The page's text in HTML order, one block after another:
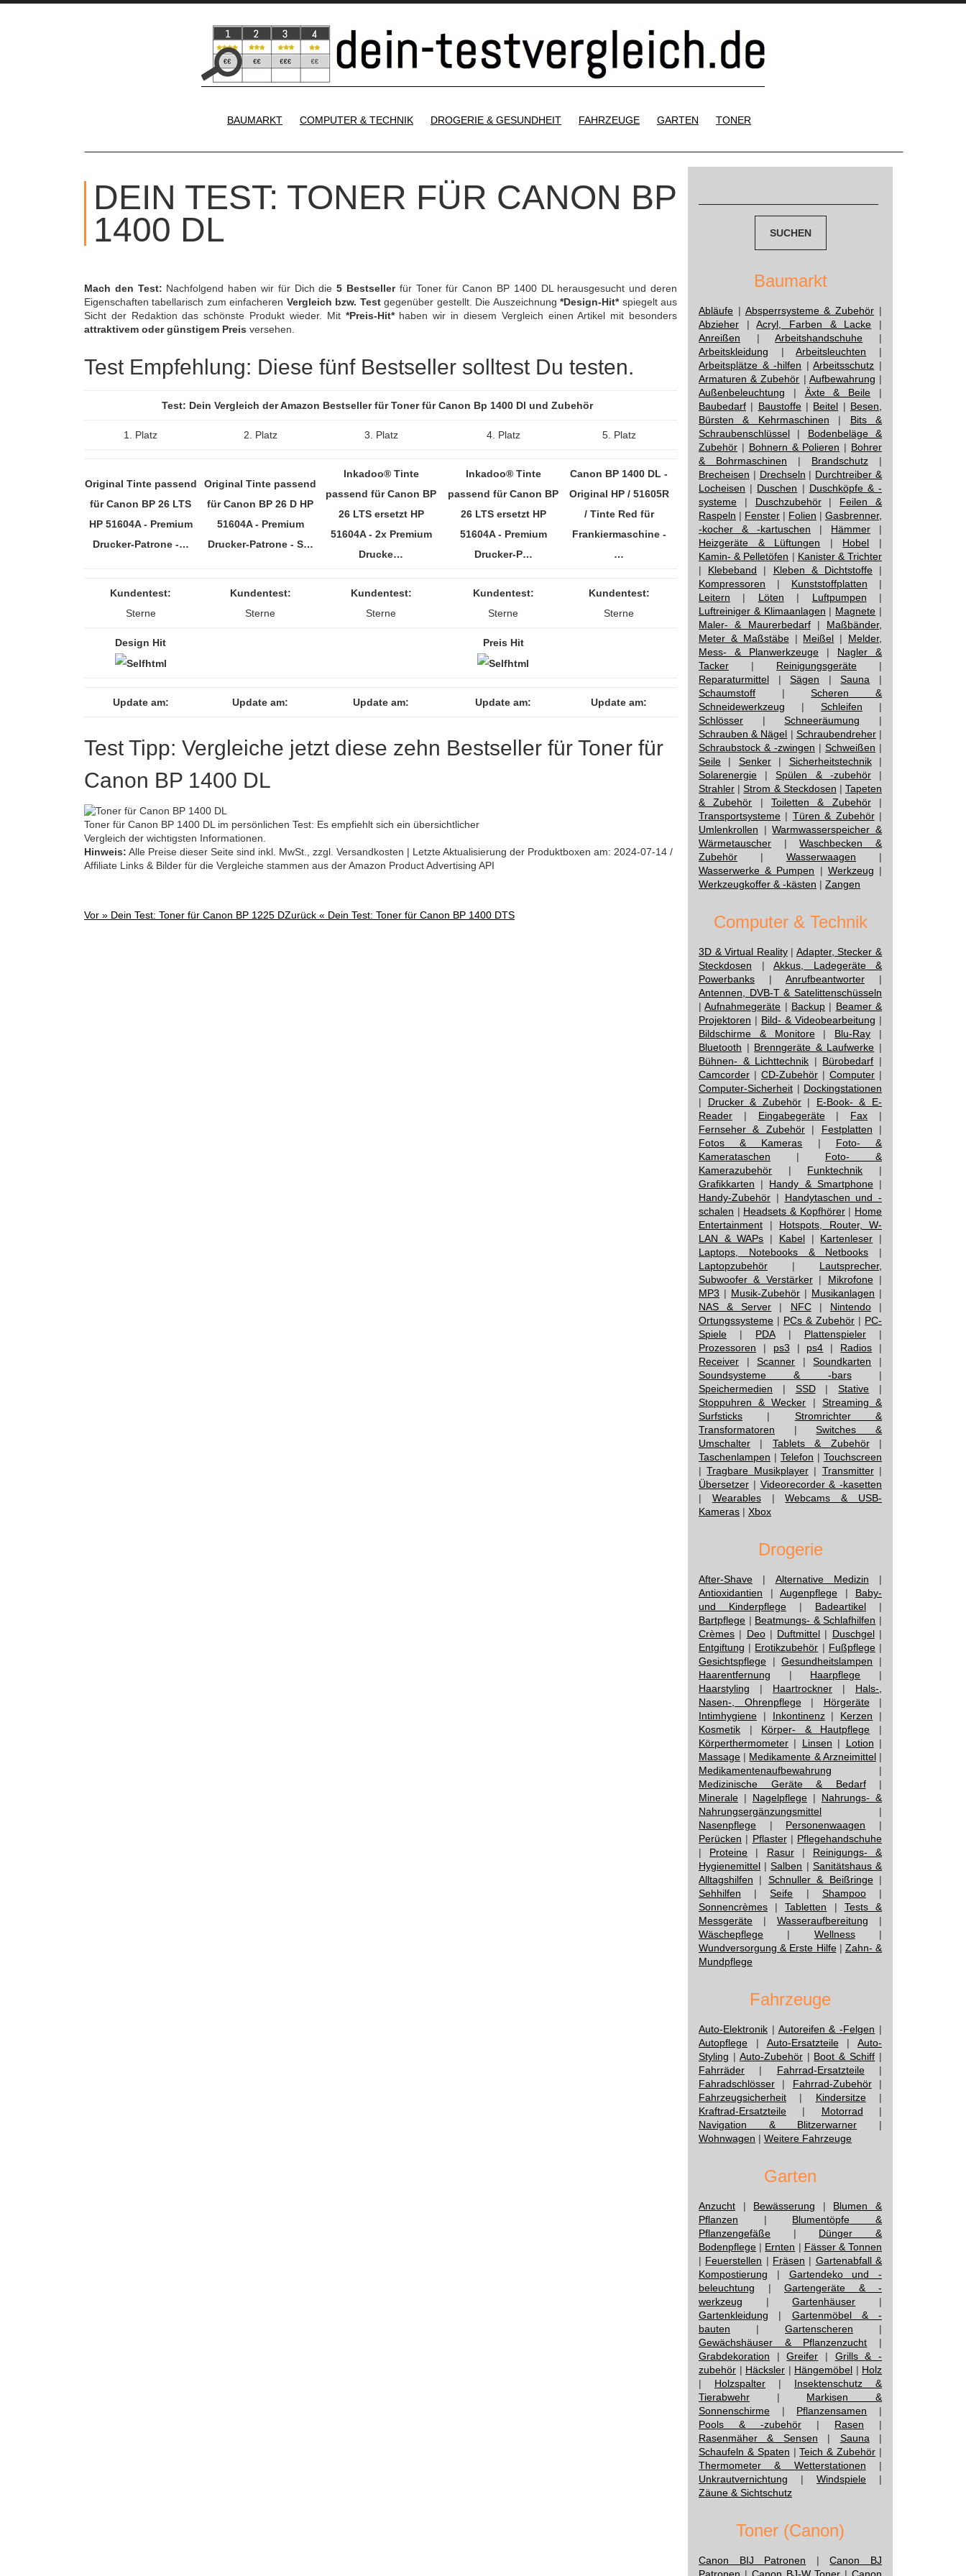
BAUMARKT
COMPUTER & TECHNIK DROGERIE & GESUNDHEIT FAHRZEUGE GARTEN TONER
DEIN TEST: TONER FÜR CANON BP
1400 DL
Mach den Test: Nachfolgend haben wir für Dich die5 Bestsellerfür Toner für Canon BP 1400 DL herausgesucht und deren
Eigenschaften tabellarisch zum einfacheren Vergleich bzw. Testgegenüber gestellt. Die Auszeichnung*Design-Hit*spiegelt aus
Sicht der Redaktion das schönste Produkt wieder. Mit *Preis-Hit*haben wir in diesem Vergleich einen Artikel mit besonders
attraktivem oder günstigem Preis versehen.
Test Empfehlung: Diese fünf Bestseller solltest Du testen.
Test: Dein Vergleich der Amazon Bestseller für Toner für Canon Bp 1400 Dl und Zubehör
1. Platz 2. Platz 3. Platz 4. Platz 5. Platz
Original Tinte passend
für Canon BP 26 LTS
HP 51604A - Premium
Drucker-Patrone -…
Original Tinte passend
für Canon BP 26 D HP
51604A - Premium
Drucker-Patrone - S…
Inkadoo® Tinte
passend für Canon BP
26 LTS ersetzt HP
51604A - 2x Premium
Drucke…
Inkadoo® Tinte
passend für Canon BP
26 LTS ersetzt HP
51604A - Premium
Drucker-P…
Canon BP 1400 DL -
Original HP / 51605R
/ Tinte Red für
Frankiermaschine -
…
Kundentest:
Sterne
Kundentest:
Sterne
Kundentest:
Sterne
Kundentest:
Sterne
Kundentest:
Sterne
Design Hit Preis Hit
Update am: Update am: Update am: Update am: Update am:
Test Tipp: Vergleiche jetzt diese zehn Bestseller für Toner für
Canon BP 1400 DL
Toner für Canon BP 1400 DL im persönlichen Test: Es empfiehlt sich ein übersichtlicher
Vergleich der wichtigsten Informationen.
Hinweis: Alle Preise dieser Seite sind inkl. MwSt., zzgl. Versandkosten | Letzte Aktualisierung der Produktboxen am: 2024-07-14 /
Affiliate Links & Bilder für die Vergleiche stammen aus der Amazon Product Advertising API
Post
Vor » Dein Test: Toner für Canon BP 1225 DZurück « Dein Test: Toner für Canon BP 1400 DTS
Baumarkt
Abläufe | Absperrsysteme & Zubehör |
Abzieher |Acryl, Farben & Lacke |
Anreißen |Arbeitshandschuhe |
Arbeitskleidung |Arbeitsleuchten |
Arbeitsplätze & -hilfen |Arbeitsschutz |
Armaturen & Zubehör | Aufbewahrung |
Außenbeleuchtung | Äxte & Beile |
Baubedarf | Baustoffe| Beitel | Besen,
Bürsten & Kehrmaschinen | Bits &
Schraubenschlüssel | Bodenbeläge &
Zubehör | Bohnern & Polieren | Bohrer
& Bohrmaschinen | Brandschutz |
Brecheisen | Drechseln | Durchtreiber &
Locheisen | Duschen | Duschköpfe & -
systeme | Duschzubehör| Feilen &
Raspeln | Fenster | Folien | Gasbrenner,
-kocher & -kartuschen | Hämmer |
Heizgeräte & Lüftungen | Hobel |
Kamin- & Pelletöfen | Kanister & Trichter
| Klebeband | Kleben & Dichtstoffe|
Kompressoren | Kunststoffplatten |
Leitern | Löten | Luftpumpen |
Luftreiniger & Klimaanlagen | Magnete |
Maler- & Maurerbedarf| Maßbänder,
Meter & Maßstäbe| Meißel | Melder,
Mess- & Planwerkzeuge | Nagler &
Tacker | Reinigungsgeräte |
Reparaturmittel |Sägen |Sauna |
Schaumstoff |Scheren &
Schneidewerkzeug | Schleifen |
Schlösser |Schneeräumung |
Schrauben & Nägel | Schraubendreher|
Schraubstock & -zwingen | Schweißen |
Seile | Senker| Sicherheitstechnik|
Solarenergie |Spülen & -zubehör|
Strahler |Strom & Steckdosen |Tapeten
& Zubehör |Toiletten & Zubehör|
Transportsysteme | Türen & Zubehör|
Umlenkrollen |Warmwasserspeicher &
Wärmetauscher |Waschbecken &
Zubehör | Wasserwaagen |
Wasserwerke & Pumpen | Werkzeug |
Werkzeugkoffer & -kästen | Zangen
Computer & Technik
3D & Virtual Reality| Adapter, Stecker &
Steckdosen | Akkus, Ladegeräte &
Powerbanks | Anrufbeantworter |
Antennen, DVB-T & Satelittenschüsseln
|Aufnahmegeräte | Backup | Beamer &
Projektoren | Bild- & Videobearbeitung |
Bildschirme & Monitore| Blu-Ray |
Bluetooth | Brenngeräte & Laufwerke |
Bühnen- & Lichttechnik | Bürobedarf |
Camcorder | CD-Zubehör | Computer |
Computer-Sicherheit | Dockingstationen
| Drucker & Zubehör| E-Book- & E-
Reader | Eingabegeräte| Fax |
Fernseher & Zubehör| Festplatten |
Fotos & Kameras | Foto- &
Kamerataschen | Foto- &
Kamerazubehör | Funktechnik |
Grafikkarten | Handy & Smartphone|
Handy-Zubehör | Handytaschen und -
schalen | Headsets & Kopfhörer| Home
Entertainment | Hotspots, Router, W-
LAN & WAPs | Kabel| Kartenleser |
Laptops, Notebooks & Netbooks |
Laptopzubehör | Lautsprecher,
Subwoofer & Verstärker| Mikrofone|
MP3 | Musik-Zubehör | Musikanlagen |
NAS & Server | NFC| Nintendo|
Ortungssysteme | PCs & Zubehör | PC-
Spiele | PDA| Plattenspieler|
Prozessoren | ps3 | ps4 | Radios |
Receiver |Scanner |Soundkarten |
Soundsysteme & -bars|
Speichermedien | SSD|Stative |
Stoppuhren & Wecker | Streaming &
Surfsticks | Stromrichter &
Transformatoren |Switches &
Umschalter | Tablets & Zubehör|
Taschenlampen | Telefon | Touchscreen
|Tragbare Musikplayer| Transmitter|
Übersetzer | Videorecorder & -kasetten
| Wearables|Webcams & USB-
Kameras | Xbox
Drogerie
After-Shave | Alternative Medizin |
Antioxidantien | Augenpflege | Baby-
und Kinderpflege | Badeartikel |
Bartpflege | Beatmungs- & Schlafhilfen |
Crèmes | Deo| Duftmittel | Duschgel|
Entgiftung | Erotikzubehör | Fußpflege|
Gesichtspflege |Gesundheitslampen |
Haarentfernung | Haarpflege |
Haarstyling | Haartrockner | Hals-,
Nasen-, Ohrenpflege| Hörgeräte|
Intimhygiene | Inkontinenz| Kerzen |
Kosmetik | Körper- & Hautpflege |
Körperthermometer | Linsen | Lotion |
Massage | Medikamente & Arzneimittel|
Medikamentenaufbewahrung |
Medizinische Geräte & Bedarf|
Minerale | Nagelpflege | Nahrungs- &
Nahrungsergänzungsmittel |
Nasenpflege | Personenwaagen |
Perücken | Pflaster| Pflegehandschuhe
| Proteine | Rasur| Reinigungs- &
Hygienemittel |Salben | Sanitätshaus &
Alltagshilfen | Schnuller & Beißringe|
Sehhilfen |Seife | Shampoo|
Sonnencrèmes |Tabletten | Tests &
Messgeräte | Wasseraufbereitung |
Wäschepflege | Wellness|
Wundversorgung & Erste Hilfe| Zahn- &
Mundpflege
Fahrzeuge
Auto-Elektronik | Autoreifen & -Felgen |
Autopflege | Auto-Ersatzteile| Auto-
Styling | Auto-Zubehör| Boot & Schiff |
Fahrräder | Fahrrad-Ersatzteile|
Fahradschlösser | Fahrrad-Zubehör|
Fahrzeugsicherheit | Kindersitze|
Kraftrad-Ersatzteile | Motorrad |
Navigation & Blitzerwarner |
Wohnwagen | Weitere Fahrzeuge
Garten
Anzucht | Bewässerung | Blumen &
Pflanzen | Blumentöpfe &
Pflanzengefäße | Dünger &
Bodenpflege | Ernten | Fässer & Tonnen
| Feuerstellen | Fräsen | Gartenabfall &
Kompostierung | Gartendeko und -
beleuchtung | Gartengeräte & -
werkzeug |Gartenhäuser |
Gartenkleidung | Gartenmöbel & -
bauten | Gartenscheren |
Gewächshäuser & Pflanzenzucht |
Grabdekoration |Greifer | Grills & -
zubehör | Häcksler | Hängemöbel | Holz
| Holzspalter | Insektenschutz &
Tierabwehr | Markisen &
Sonnenschirme | Pflanzensamen |
Pools & -zubehör | Rasen |
Rasenmäher & Sensen | Sauna |
Schaufeln & Spaten |Teich & Zubehör |
Thermometer & Wetterstationen |
Unkrautvernichtung | Windspiele |
Zäune & Sichtschutz
Toner (Canon)
Canon BIJ Patronen |Canon BJ